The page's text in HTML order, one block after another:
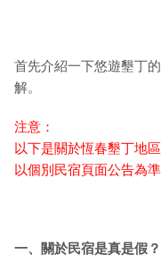
首先介紹一下悠遊墾丁
解。
注意：
以下是關於恆春墾丁地
以個別民宿頁面公告為準
一、關於民宿是真是假？